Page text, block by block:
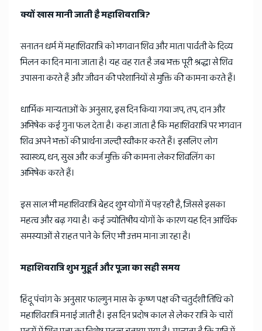
क्यों खास मानी जाती है महाशिवरात्रि?
सनातन धर्म में महाशिवरात्रि को भगवान शिव और माता पार्वती के दिव्य
मिलन का दिन माना जाता है। यह वह रात है जब भक्त पूरी श्रद्धा से शिव
उपासना करते हैं और जीवन की परेशानियों से मुक्ति की कामना करते हैं।
धार्मिक मान्यताओं के अनुसार, इस दिन किया गया जप, तप, दान और
अभिषेक कई गुना फल देता है। कहा जाता है कि महाशिवरात्रि पर भगवान
शिव अपने भक्तों की प्रार्थना जल्दी स्वीकार करते हैं। इसलिए लोग
स्वास्थ्य, धन, सुख और कर्ज मुक्ति की कामना लेकर शिवलिंग का
अभिषेक करते हैं।
इस साल भी महाशिवरात्रि बेहद शुभ योगों में पड़ रही है, जिससे इसका
महत्व और बढ़ गया है। कई ज्योतिषीय योगों के कारण यह दिन आर्थिक
समस्याओं से राहत पाने के लिए भी उत्तम माना जा रहा है।
महाशिवरात्रि शुभ मुहूर्त और पूजा का सही समय
हिंदू पंचांग के अनुसार फाल्गुन मास के कृष्ण पक्ष की चतुर्दशी तिथि को
महाशिवरात्रि मनाई जाती है। इस दिन प्रदोष काल से लेकर रात्रि के चारों